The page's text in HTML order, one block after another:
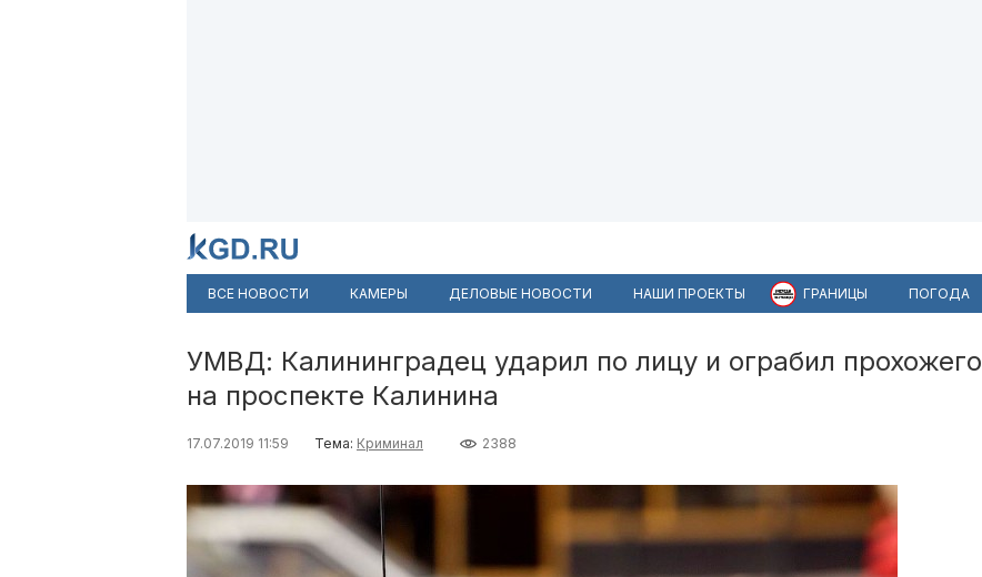
ВСЕ НОВОСТИ КАМЕРЫ ДЕЛОВЫЕ НОВОСТИ НАШИ ПРОЕКТЫ ГРАНИЦЫ ПОГОДА
УМВД: Калининградец ударил по лицу и ограбил прохожего
на проспекте Калинина
17.07.2019 11:59 Тема: Криминал 2388